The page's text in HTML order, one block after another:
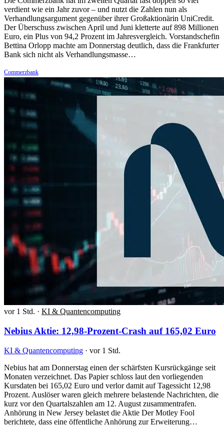
verdient wie ein Jahr zuvor – und nutzt die Zahlen nun als
Verhandlungsargument gegenüber ihrer Großaktionärin UniCredit.
Der Überschuss zwischen April und Juni kletterte auf 898 Millionen
Euro, ein Plus von 94,2 Prozent im Jahresvergleich. Vorstandschefin
Bettina Orlopp machte am Donnerstag deutlich, dass die Frankfurter
Bank sich nicht als Verhandlungsmasse…
Commerzbank
vor 1 Std. · KI & Quantencomputing
Nebius Aktie: 12,98-Prozent-Crash auf 165,02 Euro
KI & Quantencomputing · vor 1 Std.
Nebius hat am Donnerstag einen der schärfsten Kursrückgänge seit
Monaten verzeichnet. Das Papier schloss laut den vorliegenden
Kursdaten bei 165,02 Euro und verlor damit auf Tagessicht 12,98
Prozent. Auslöser waren gleich mehrere belastende Nachrichten, die
kurz vor den Quartalszahlen am 12. August zusammentrafen.
Anhörung in New Jersey belastet die Aktie Der Motley Fool
berichtete, dass eine öffentliche Anhörung zur Erweiterung…